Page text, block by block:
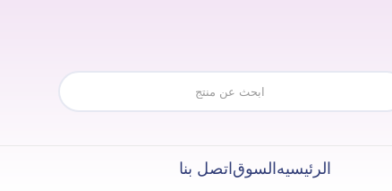
الرئيسيهالسوقاتصل بنا